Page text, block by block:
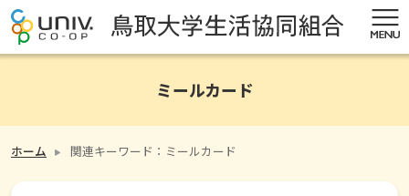
ミールカード
ホーム 関連キーワード：ミールカード